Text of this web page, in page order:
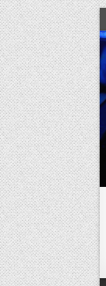
Skip
to
content